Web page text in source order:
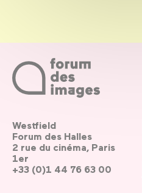
Westfield
Forum des Halles
2 rue du cinéma, Paris
1er
+33 (0)1 44 76 63 00